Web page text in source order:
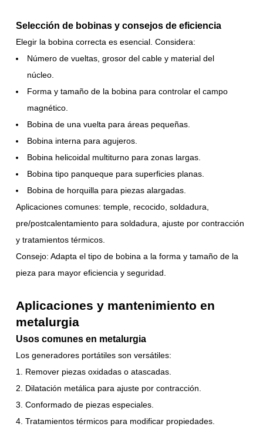
Selección de bobinas y consejos de eficiencia
Elegir la bobina correcta es esencial. Considera:
Número de vueltas, grosor del cable y material del
núcleo.
Forma y tamaño de la bobina para controlar el campo
magnético.
Bobina de una vuelta para áreas pequeñas.
Bobina interna para agujeros.
Bobina helicoidal multiturno para zonas largas.
Bobina tipo panqueque para superficies planas.
Bobina de horquilla para piezas alargadas.
Aplicaciones comunes: temple, recocido, soldadura,
pre/postcalentamiento para soldadura, ajuste por contracción
y tratamientos térmicos.
Consejo: Adapta el tipo de bobina a la forma y tamaño de la
pieza para mayor eficiencia y seguridad.
Aplicaciones y mantenimiento en
metalurgia
Usos comunes en metalurgia
Los generadores portátiles son versátiles:
Remover piezas oxidadas o atascadas.
Dilatación metálica para ajuste por contracción.
Conformado de piezas especiales.
Tratamientos térmicos para modificar propiedades.